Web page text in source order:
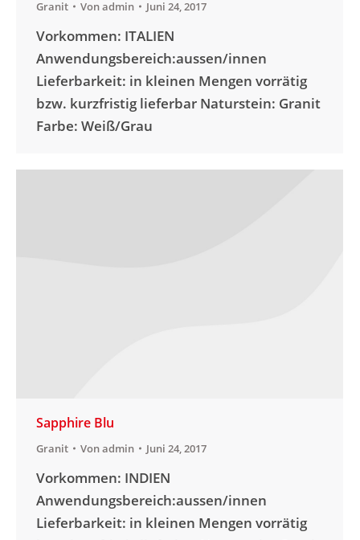
Granit Vonadmin Juni 24, 2017
Vorkommen: ITALIEN
Anwendungsbereich:aussen/innen
Lieferbarkeit: in kleinen Mengen vorrätig
bzw. kurzfristig lieferbar Naturstein: Granit
Farbe: Weiß/Grau
Sapphire Blu
Granit Vonadmin Juni 24, 2017
Vorkommen: INDIEN
Anwendungsbereich:aussen/innen
Lieferbarkeit: in kleinen Mengen vorrätig